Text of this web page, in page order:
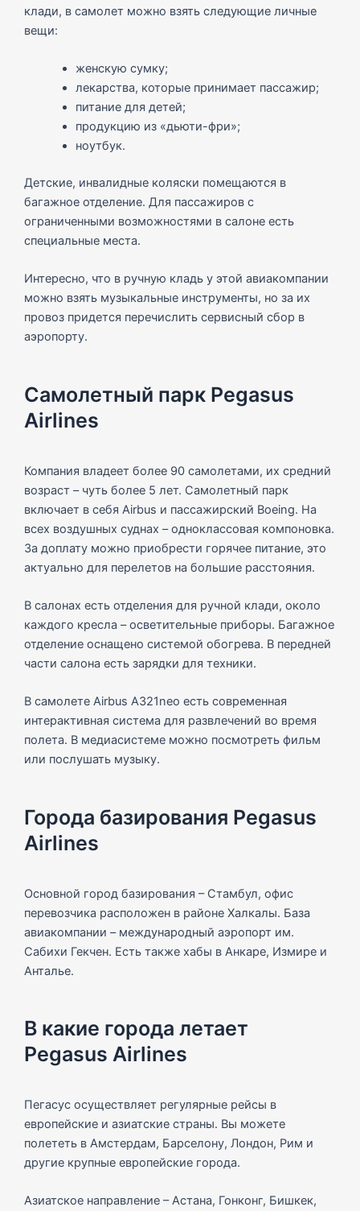
клади, в самолет можно взять следующие личные
вещи:
женскую сумку;
лекарства, которые принимает пассажир;
питание для детей;
продукцию из «дьюти-фри»;
ноутбук.
Детские, инвалидные коляски помещаются в
багажное отделение. Для пассажиров с
ограниченными возможностями в салоне есть
специальные места.
Интересно, что в ручную кладь у этой авиакомпании
можно взять музыкальные инструменты, но за их
провоз придется перечислить сервисный сбор в
аэропорту.
Самолетный парк Pegasus
Airlines
Компания владеет более 90 самолетами, их средний
возраст – чуть более 5 лет. Самолетный парк
включает в себя Airbus и пассажирский Boeing. На
всех воздушных суднах – одноклассовая компоновка.
За доплату можно приобрести горячее питание, это
актуально для перелетов на большие расстояния.
В салонах есть отделения для ручной клади, около
каждого кресла – осветительные приборы. Багажное
отделение оснащено системой обогрева. В передней
части салона есть зарядки для техники.
В самолете Airbus A321neo есть современная
интерактивная система для развлечений во время
полета. В медиасистеме можно посмотреть фильм
или послушать музыку.
Города базирования Pegasus
Airlines
Основной город базирования – Стамбул, офис
перевозчика расположен в районе Халкалы. База
авиакомпании – международный аэропорт им.
Сабихи Гекчен. Есть также хабы в Анкаре, Измире и
Анталье.
В какие города летает
Pegasus Airlines
Пегасус осуществляет регулярные рейсы в
европейские и азиатские страны. Вы можете
полететь в Амстердам, Барселону, Лондон, Рим и
другие крупные европейские города.
Азиатское направление – Астана, Гонконг, Бишкек,